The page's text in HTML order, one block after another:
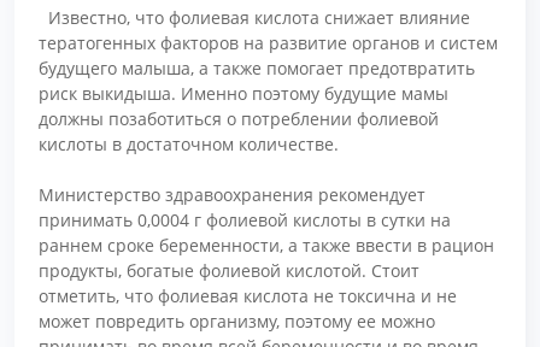
Известно, что фолиевая кислота снижает влияние
тератогенных факторов на развитие органов и систем
будущего малыша, а также помогает предотвратить
риск выкидыша. Именно поэтому будущие мамы
должны позаботиться о потреблении фолиевой
кислоты в достаточном количестве.
Министерство здравоохранения рекомендует
принимать 0,0004 г фолиевой кислоты в сутки на
раннем сроке беременности, а также ввести в рацион
продукты, богатые фолиевой кислотой. Стоит
отметить, что фолиевая кислота не токсична и не
может повредить организму, поэтому ее можно